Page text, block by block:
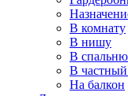
В комнату
В нишу
В спальню
В
На балкон